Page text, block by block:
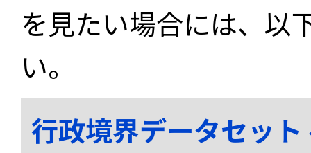
を見たい場合には、以
い。
行政境界データセッ